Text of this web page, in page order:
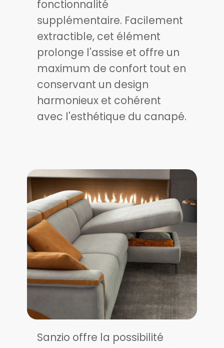
fonctionnalité
supplémentaire. Facilement
extractible, cet élément
prolonge l'assise et offre un
maximum de confort tout en
conservant un design
harmonieux et cohérent
avec l'esthétique du canapé.
Sanzio offre la possibilité